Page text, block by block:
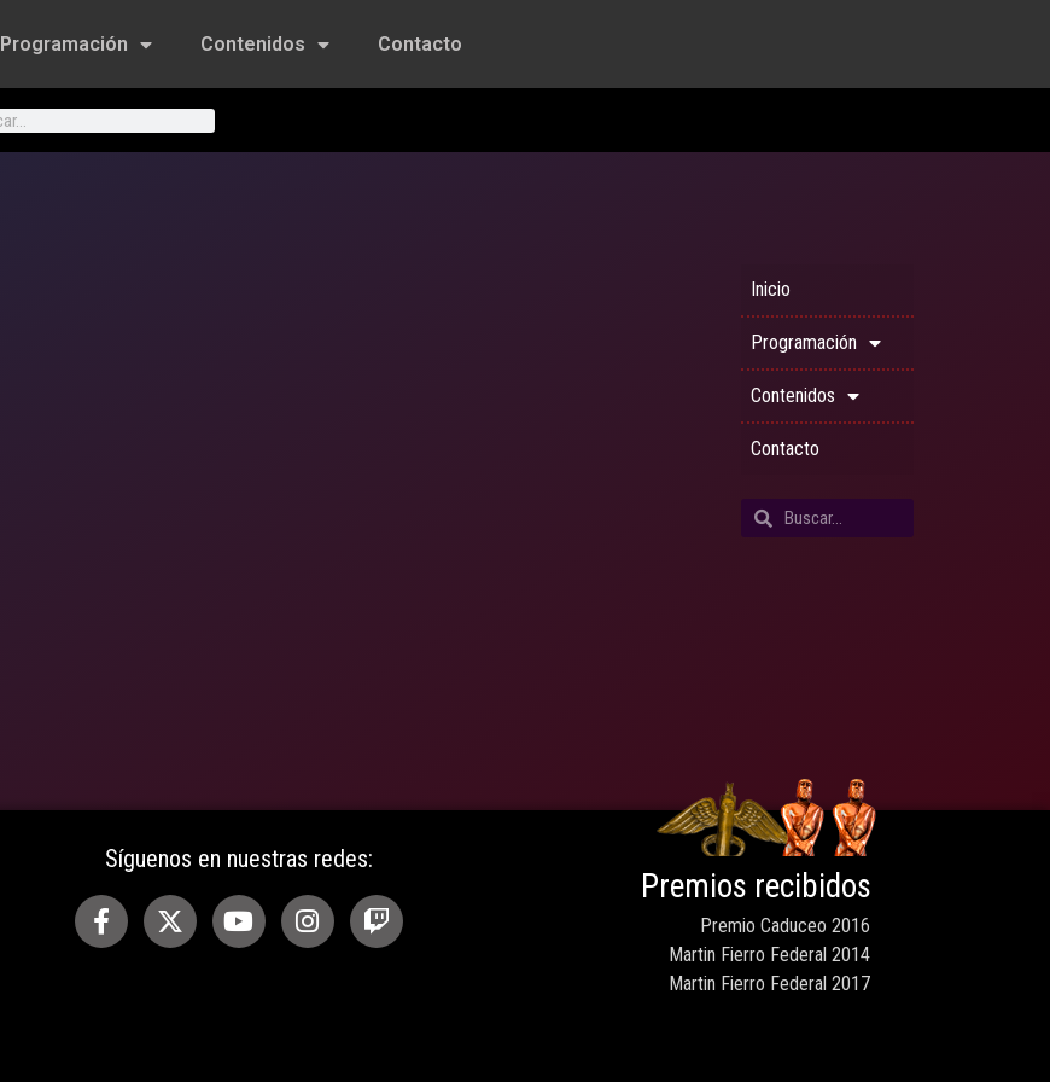
Programación Contenidos Contacto
Inicio
Programación
Contenidos
Contacto
Síguenos en nuestras redes:
Premios recibidos
Premio Caduceo 2016
Martin Fierro Federal 2014
Martin Fierro Federal 2017